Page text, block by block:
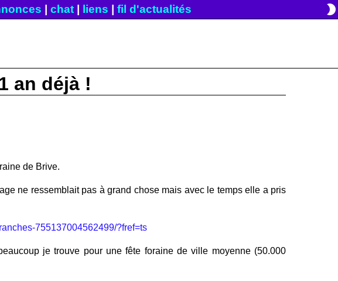
chat| liens fil d'actualités brightness_2
an déjà !
de Brive.
ne ressemblait pas à grand chose mais avec le temps elle a pris
755137004562499/?fref=ts
je trouve pour une fête foraine de ville moyenne (50.000